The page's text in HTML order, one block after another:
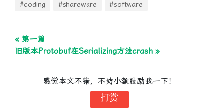
#coding #shareware #software
« 第一篇
旧版本Protobuf在Serializing方法crash »
感觉本文不错，不妨小额鼓励我一下！
打赏